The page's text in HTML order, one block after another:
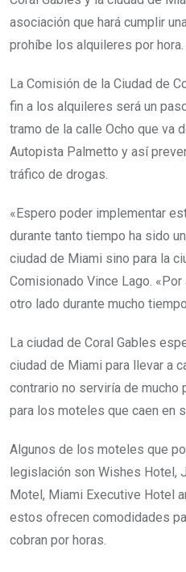
asociación que hará cumplir
prohíbe los alquileres por hora.
La Comisión de la Ciudad de
fin a los alquileres será un
tramo de la calle Ocho que va
Autopista Palmetto y así
tráfico de drogas.
«Espero poder implementar
durante tanto tiempo ha sido
ciudad de Miami sino para la
Comisionado Vince Lago.
otro lado durante mucho
La ciudad de Coral Gables
ciudad de Miami para llevar a
contrario no serviría de mucho
para los moteles que caen en
Algunos de los moteles que
legislación son Wishes Hotel,
Motel, Miami Executive Hotel
estos ofrecen comodidades
cobran por horas.